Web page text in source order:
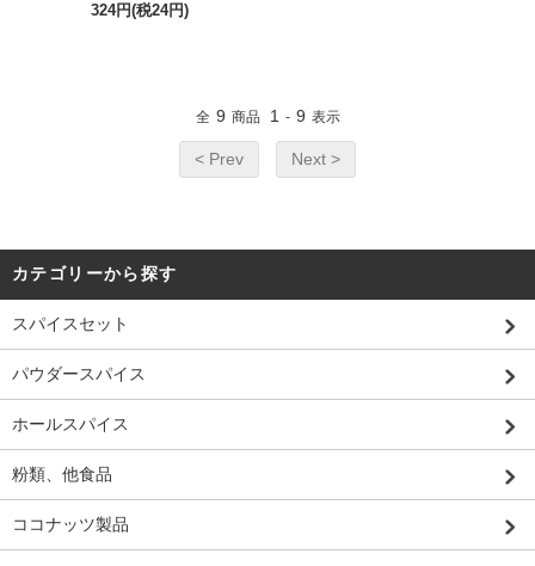
324円(税24円)
全 9 商品 1 - 9 表示
< Prev Next >
カテゴリーから探す
スパイスセット
パウダースパイス
ホールスパイス
粉類、他食品
ココナッツ製品